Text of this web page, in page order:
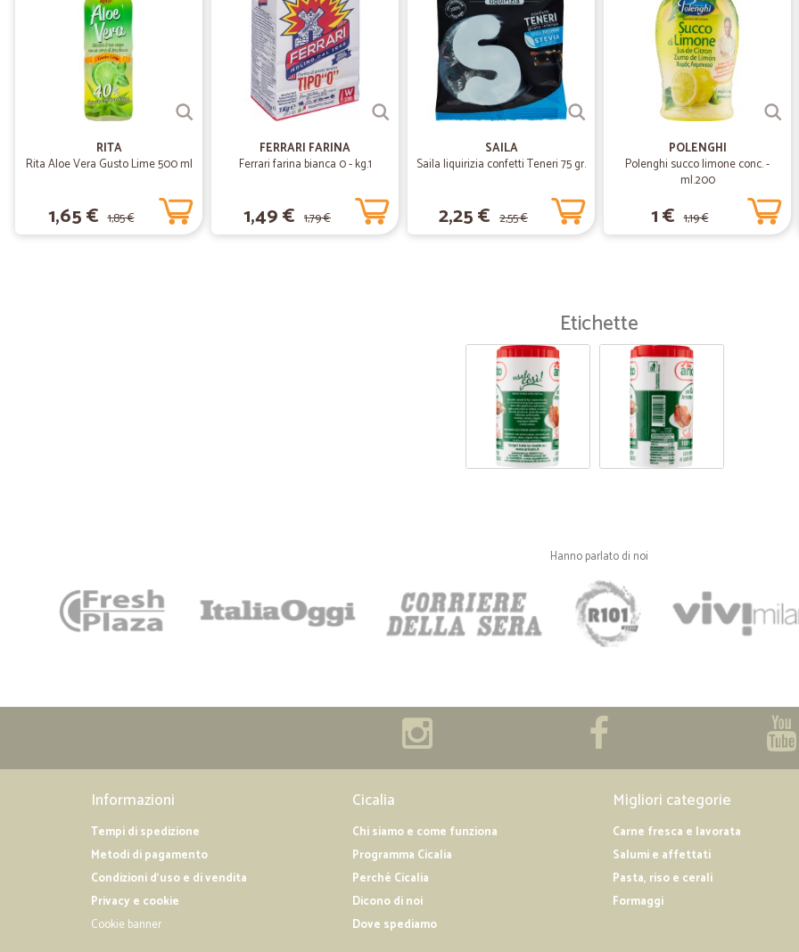
Ottimo servizio
Ottimo servizio. Precisiso e
RITA
Rita Aloe Vera Gusto Lime 500 ml
1,65 € 1,85 €
FERRARI FARINA
Ferrari farina bianca 0 - kg.1
1,49 € 1,79 €
SAILA
Saila liquirizia confetti Teneri 75 gr.
2,25 € 2,55 €
POLENGHI
Polenghi succo limone conc. -
ml.200
1 € 1,19 €
Etichette
Hanno parlato di noi
Informazioni
Tempi di spedizione
Metodi di pagamento
Condizioni d'uso e di vendita
Privacy e cookie
Cookie banner
Cicalia
Chi siamo e come funziona
Programma Cicalia
Perché Cicalia
Dicono di noi
Dove spediamo
Migliori categorie
Carne fresca e lavorata
Salumi e affettati
Pasta, riso e cerali
Formaggi